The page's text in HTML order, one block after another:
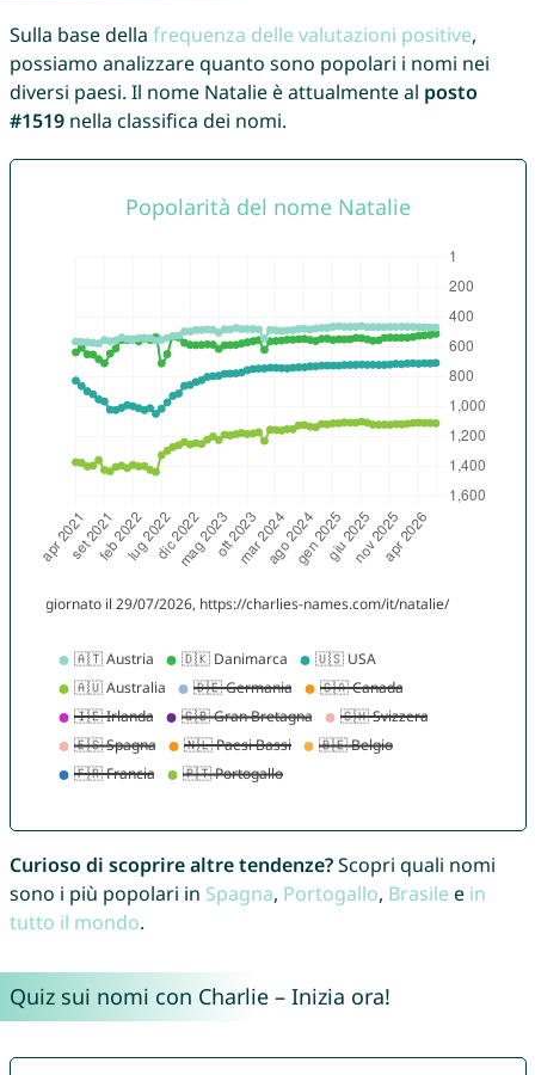
Sulla base della frequenza delle valutazioni positive,
possiamo analizzare quanto sono popolari i nomi nei
diversi paesi. Il nome Natalie è attualmente al posto
#1519nella classifica dei nomi.
Curioso di scoprire altre tendenze?Scopri quali nomi
sono i più popolari in Spagna, Portogallo, Brasile e in
tutto il mondo.
Quiz sui nomi con Charlie – Inizia ora!